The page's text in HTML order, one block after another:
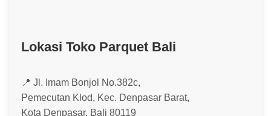
Lokasi Toko Parquet Bali
📍 Jl. Imam Bonjol No.382c,
Pemecutan Klod, Kec. Denpasar Barat,
Kota Denpasar, Bali 80119